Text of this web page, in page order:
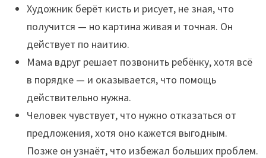
Художник берёт кисть и рисует, не зная, что
получится — но картина живая и точная. Он
действует по наитию.
Мама вдруг решает позвонить ребёнку, хотя всё
в порядке — и оказывается, что помощь
действительно нужна.
Человек чувствует, что нужно отказаться от
предложения, хотя оно кажется выгодным.
Позже он узнаёт, что избежал больших проблем.